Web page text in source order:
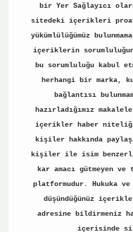
bir Yer Sağlayıcı
sitedeki içerikleri
yükümlülüğümüz
içeriklerin
bu sorumluluğu kabul
herhangi bir marka,
bağlantısı
hazırladığımız
içerikler haber niteliği
kişiler hakkında
kişiler ile isim
kar amacı gütmeyen
platformudur. Hukuka
düşündüğünüz
adresine bildirmeniz
içerisinde